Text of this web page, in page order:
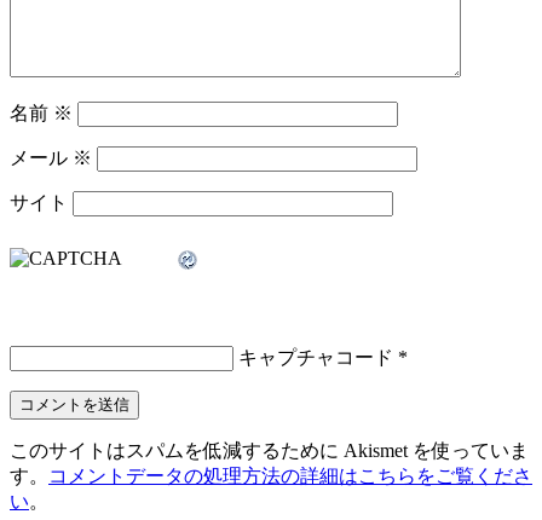
名前 ※
メール ※
サイト
キャプチャコード *
このサイトはスパムを低減するために Akismet を使っていま
す。
コメントデータの処理方法の詳細はこちらをご覧くださ
い。